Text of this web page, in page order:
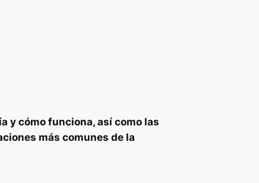
y cómo funciona, así como las
más comunes de la